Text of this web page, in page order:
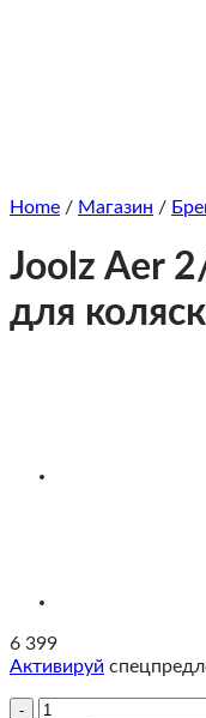
Home / Магазин /
Joolz Aer
для
6 399
Активируй
Количество